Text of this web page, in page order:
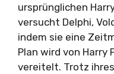
ursprünglichen
versucht Delphi,
indem sie eine
Plan wird von Harry
vereitelt. Trotz